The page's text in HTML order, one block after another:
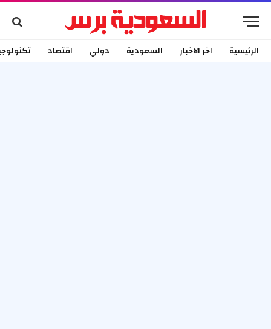
الرئيسية اخر الاخبار السعودية دولي اقتصاد